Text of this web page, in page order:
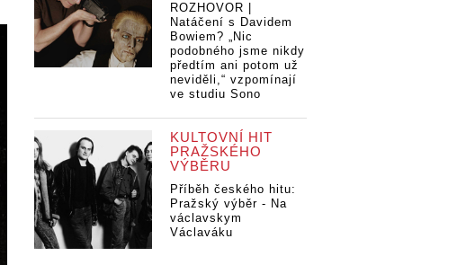
ROZHOVOR |
Natáčení s Davidem
Bowiem? „Nic
podobného jsme nikdy
předtím ani potom už
neviděli,“ vzpomínají
ve studiu Sono
KULTOVNÍ HIT
PRAŽSKÉHO
VÝBĚRU
Příběh českého hitu:
Pražský výběr - Na
václavskym
Václaváku